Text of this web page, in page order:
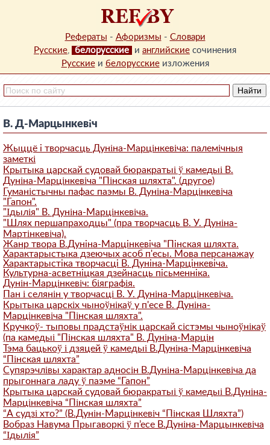
Рефераты - Афоризмы - Словари
Русские, белорусские и английские сочинения
Русскиеи белорусскиеизложения
В. Д-Марцынкевіч
Жыццё i творчасць Дуніна-Марцінкевіча: палемічныя
заметкі
Крытыка царскай судовай бюракратыі ў камедыі В.
Дуніна-Марцінкевіча "Пінская шляхта". (другое)
Гуманістычны пафас паэмы В. Дуніна-Марцінкевіча
"Гапон".
"Ідылія" В. Дуніна-Марцінкевіча.
"Шлях першапраходцы" (пра творчасць В. У. Дуніна-
Мартінкевіча).
Жанр твора В.Дунiна-Марцiнкевiча "Пiнская шляхта.
Характарыстыка дзеючых асоб п'есы. Мова персанажау
Характарыстiка творчасцi В. Дунiна-Марцiнкевiча.
Культурна-асветнiцкая дзейнасць пiсьменнiка.
Дунін-Марцінкевіч: біяграфія.
Пан і селянін у творчасці В. У. Дуніна-Марцінкевіча.
Крытыка царскіх чыноўнікаў у п'есе В. Дуніна-
Марцінкевіча "Пінская шляхта".
Кручкоў- тыповы прадстаўнік царскай сістэмы чыноўнікаў
(па камедыі "Пінская шляхта" В. Дуніна-Марцін
Тэма бацькоў і дзяцей ў камедыі В.Дуніна-Марцінкевіча
“Пінская шляхта”
Супярэчлівы характар адносін В.Дуніна-Марцінкевіча да
прыгоннага ладу ў паэме “Гапон”
Крытыка царскай судовай бюракратыі ў камедыі В.Дуніна-
Марцінкевіча “Пінская шляхта”
“А судзі хто?” (В.Дунін-Марцінкевіч “Пінская Шляхта”)
Вобраз Навума Прыгаворкі ў п’есе В.Дуніна-Марцынкевіча
“Ідылія”